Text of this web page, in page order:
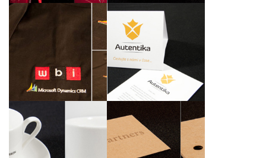
Systems a.s.
Kalendáře a letáčky
pro společnost
Autentika, s.r.o.
Potisk reklamních
kávových šálků a
hrníčků pro společnost
Laserový popis
kartiček pro
společnost